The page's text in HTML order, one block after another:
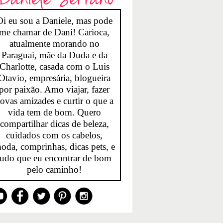
eu sou a Daniele, mas pode
chamar de Dani! Carioca,
atualmente morando no
Paraguai, mãe da Duda e da
casada com o Luis
empresária, blogueira
paixão. Amo viajar, fazer
amizades e curtir o que a
vida tem de bom. Quero
compartilhar dicas de beleza,
cuidados com os cabelos,
comprinhas, dicas pets, e
que eu encontrar de bom
pelo caminho!